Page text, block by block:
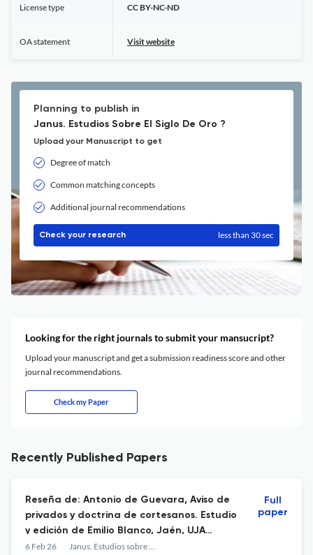
License type CC BY-NC-ND
OA statement Visit website
Planning to publish in
Janus. Estudios Sobre El Siglo De Oro ?
Upload your Manuscript to get
Degree of match
Common matching concepts
Additional journal recommendations
Check your research less than 30 sec
Looking for the right journals to submit your mansucript?
Upload your manuscript and get a submission readiness score and other
journal recommendations.
Check my Paper
Recently Published Papers
Reseña de: Antonio de Guevara, Aviso de
privados y doctrina de cortesanos. Estudio
y edición de Emilio Blanco, Jaén, UJA
Editorial, 2024, 296 pp. ISBN: 978-84-9159-
6 Feb 26 Janus. Estudios sobre el Siglo de Oro
Full
paper